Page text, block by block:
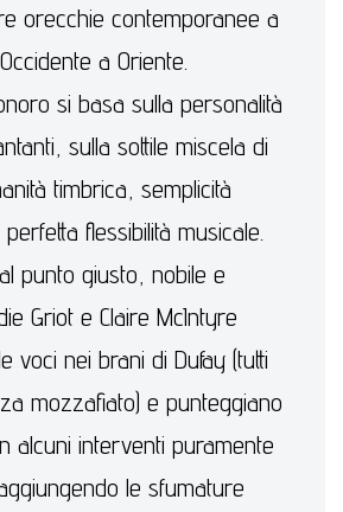
orecchie contemporanee a
a Oriente.
si basa sulla personalità
sulla sottile miscela di
timbrica, semplicità
flessibilità musicale.
punto giusto, nobile e
Griot e Claire McIntyre
voci nei brani di Dufay (tutti
mozzafiato) e punteggiano
alcuni interventi puramente
le sfumature